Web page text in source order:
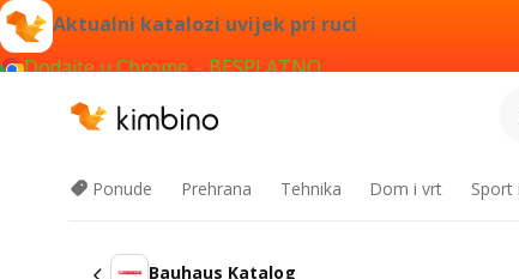
Aktualni katalozi uvijek pri ruci
Dodajte u Chrome – BESPLATNO
Ponude Prehrana Tehnika Dom i vrt Sport
Bauhaus Katalog